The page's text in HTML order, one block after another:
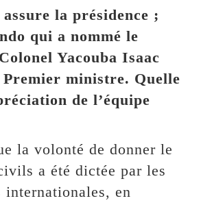
la présidence ;
qui a nommé le
Yacouba Isaac
Premier ministre. Quelle
de l’équipe
la volonté de donner le
a été dictée par les
internationales, en